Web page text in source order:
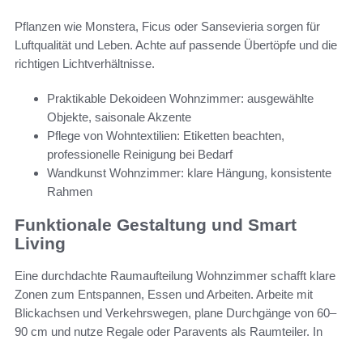
Pflanzen wie Monstera, Ficus oder Sansevieria sorgen für
Luftqualität und Leben. Achte auf passende Übertöpfe und die
richtigen Lichtverhältnisse.
Praktikable Dekoideen Wohnzimmer: ausgewählte
Objekte, saisonale Akzente
Pflege von Wohntextilien: Etiketten beachten,
professionelle Reinigung bei Bedarf
Wandkunst Wohnzimmer: klare Hängung, konsistente
Rahmen
Funktionale Gestaltung und Smart
Living
Eine durchdachte Raumaufteilung Wohnzimmer schafft klare
Zonen zum Entspannen, Essen und Arbeiten. Arbeite mit
Blickachsen und Verkehrswegen, plane Durchgänge von 60–
90 cm und nutze Regale oder Paravents als Raumteiler. In